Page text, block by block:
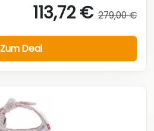
113,72 € 279,00 €
Zum Deal